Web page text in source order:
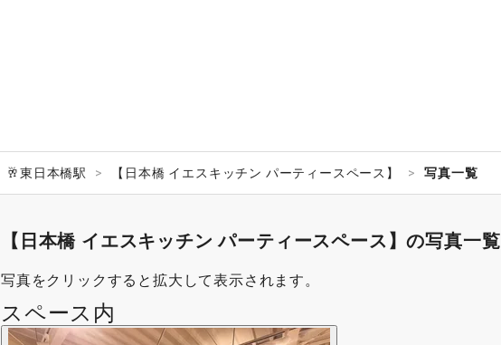
🥂東日本橋駅 【日本橋 イエスキッチン パーティースペース】 写真一覧
【日本橋 イエスキッチン パーティースペース】の写真一覧
写真をクリックすると拡大して表示されます。
スペース内